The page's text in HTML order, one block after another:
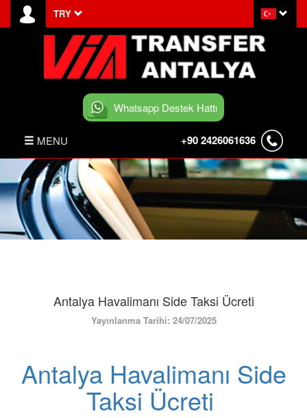
TRY
Whatsapp Destek Hattı
MENU +90 2426061636
ANASAYFA
HABERLER
BELEK TRANSFER
ÜYE GİRİŞİ / KAYIT
Antalya Havalimanı Side Taksi Ücreti
Yayınlanma Tarihi: 24/07/2025
Antalya Havalimanı Side
Taksi Ücreti